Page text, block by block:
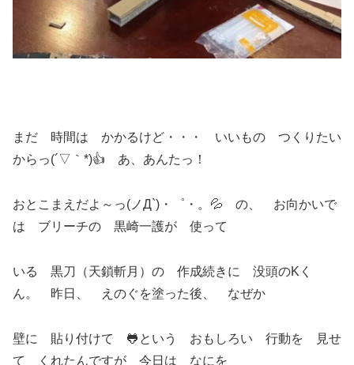
まだ 時間は かかるけど・・・ いいもの つくりたい
からっ(´▽｀*)👍 あ、あんたっ！
おとこまえだよ～っ(ノД`)・゜・。💦 の、 お向かいで
は ブリーチの 黒崎一護が 使って
いる 黒刀（天鎖斬月）の 作成続きに 没頭のKく
ん。 昨日、 えのぐを塗った後、 なぜか
壁に 貼り付けて 🐸という おもしろい 行動を 見せ
て くれたんですが 今日は なにを